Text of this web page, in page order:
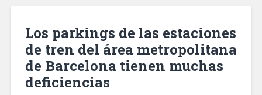
y
Poble
Sec
que
podrían
Los parkings de las estaciones
de tren del área metropolitana
de Barcelona tienen muchas
deficiencias